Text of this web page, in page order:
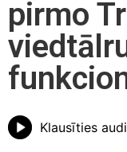
pirmo
Klausīties